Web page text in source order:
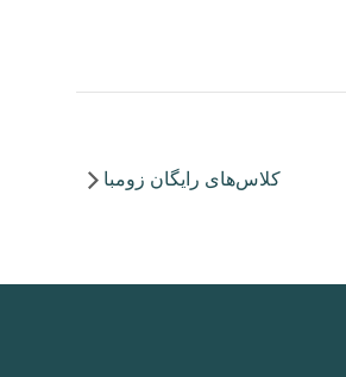
کلاس‌های رایگان زومبا